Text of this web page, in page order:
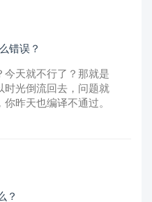
错误？
天就不行了？那就是
时光倒流回去，问题就
昨天也编译不通过。
？